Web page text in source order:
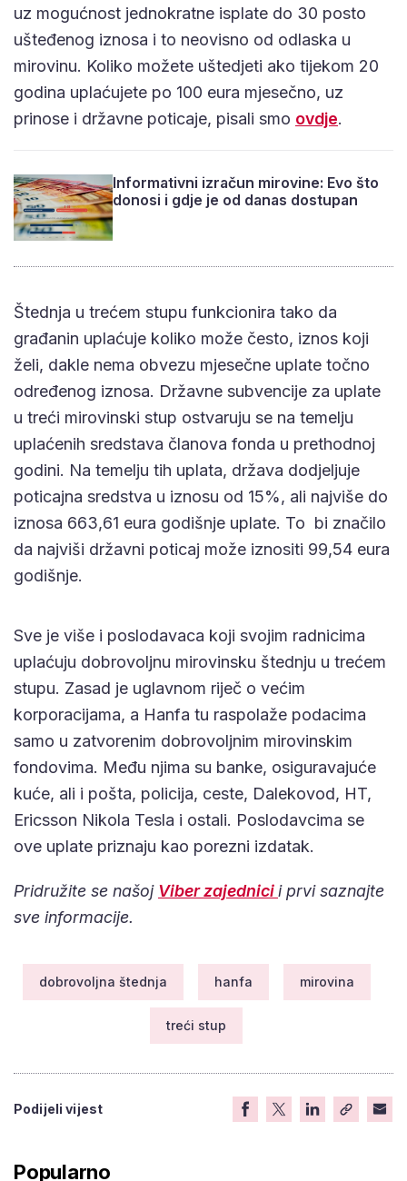
uz mogućnost jednokratne isplate do 30 posto
ušteđenog iznosa i to neovisno od odlaska u
mirovinu. Koliko možete uštedjeti ako tijekom 20
godina uplaćujete po 100 eura mjesečno, uz
prinose i državne poticaje, pisali smo ovdje.
Informativni izračun mirovine: Evo što
donosi i gdje je od danas dostupan
Štednja u trećem stupu funkcionira tako da
građanin uplaćuje koliko može često, iznos koji
želi, dakle nema obvezu mjesečne uplate točno
određenog iznosa. Državne subvencije za uplate
u treći mirovinski stup ostvaruju se na temelju
uplaćenih sredstava članova fonda u prethodnoj
godini. Na temelju tih uplata, država dodjeljuje
poticajna sredstva u iznosu od 15%, ali najviše do
iznosa 663,61 eura godišnje uplate. To bi značilo
da najviši državni poticaj može iznositi 99,54 eura
godišnje.
Sve je više i poslodavaca koji svojim radnicima
uplaćuju dobrovoljnu mirovinsku štednju u trećem
stupu. Zasad je uglavnom riječ o većim
korporacijama, a Hanfa tu raspolaže podacima
samo u zatvorenim dobrovoljnim mirovinskim
fondovima. Među njima su banke, osiguravajuće
kuće, ali i pošta, policija, ceste, Dalekovod, HT,
Ericsson Nikola Tesla i ostali. Poslodavcima se
ove uplate priznaju kao porezni izdatak.
Pridružite se našoj Viber zajednicii prvi saznajte
sve informacije.
dobrovoljna štednja hanfa mirovina
treći stup
Podijeli vijest
Popularno